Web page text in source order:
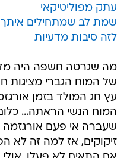
עתק מפוליטיקאי
שמת לב שמתחילים איתך
לזה סיבות מדעיות
מה שגרטה חשפה היה
של המוח הגברי מציגות
עץ ​​חג המולד בזמן
המוח הנשי הראתה...
שעברה אי פעם אורגזמה
זיקוקים, אז למה זה לא